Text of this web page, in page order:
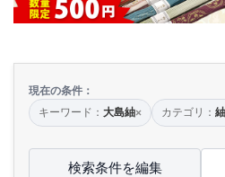
現在の条件：
キーワード： 大島紬× カテゴリ：
検索条件を編集